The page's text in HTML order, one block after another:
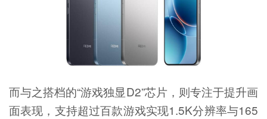
而与之搭档的“游戏独显D2”芯片，则专注于提升画
面表现，支持超过百款游戏实现1.5K分辨率与165